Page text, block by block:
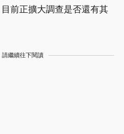
前正擴大調查是否還有其
繼續往下閱讀